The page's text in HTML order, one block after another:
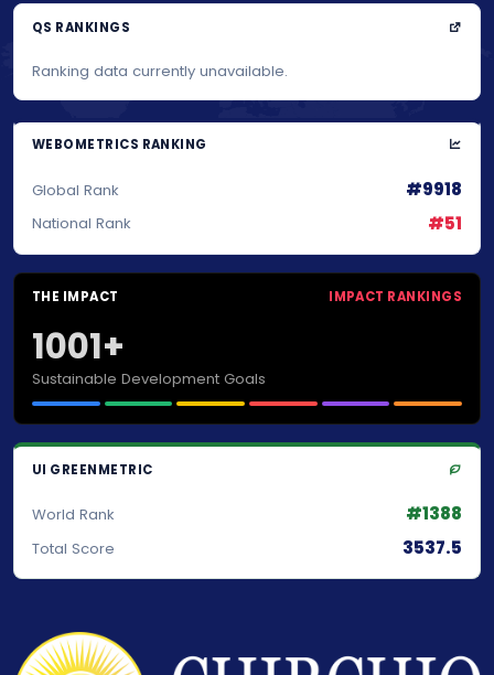
QS RANKINGS
Ranking data currently unavailable.
WEBOMETRICS RANKING
Global Rank #9918
National Rank #51
THE IMPACT IMPACT RANKINGS
1001+
Sustainable Development Goals
UI GREENMETRIC
World Rank #1388
Total Score 3537.5